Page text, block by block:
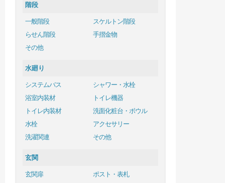
階段
一般階段
スケルトン階段
らせん階段
手摺金物
その他
水廻り
システムバス
シャワー・水栓
浴室内装材
トイレ機器
トイレ内装材
洗面化粧台・ボウル
水栓
アクセサリー
洗濯関連
その他
玄関
玄関扉
ポスト・表札